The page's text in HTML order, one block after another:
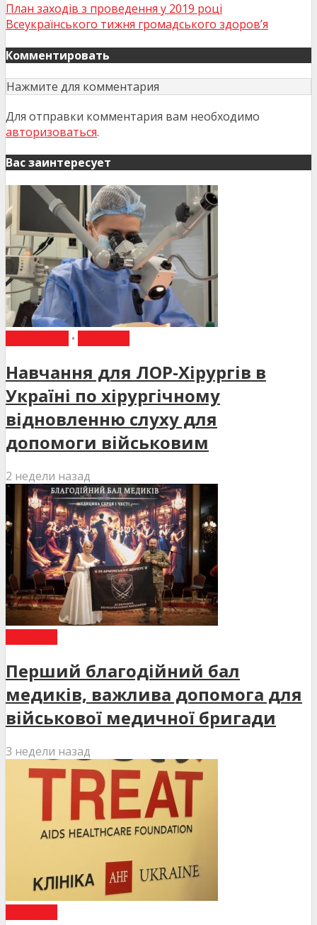
План заходів з проведення у 2019 році
Всеукраїнського тижня громадського здоров’я
Комментировать
Нажмите для комментария
Для отправки комментария вам необходимо
авторизоваться.
Вас заинтересует
•
Навчання для ЛОР-Хірургів в
Україні по хірургічному
відновленню слуху для
допомоги військовим
2 недели назад
Перший благодійний бал
медиків, важлива допомога для
військової медичної бригади
3 недели назад